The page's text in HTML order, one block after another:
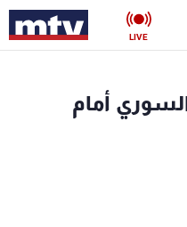
LIVE
أمام